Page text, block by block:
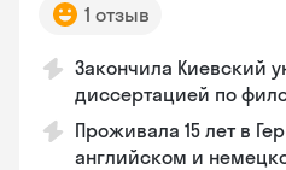
1 отзыв
Закончила Киевский
диссертацией по
Проживала 15 лет в
английском и